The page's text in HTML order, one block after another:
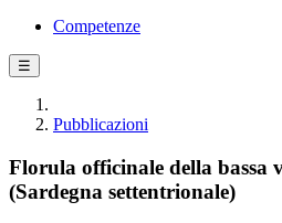
Competenze
☰
Pubblicazioni
Florula officinale della bassa
(Sardegna settentrionale)